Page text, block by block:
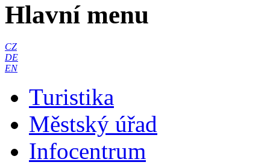
Hlavní menu
CZ
DE
EN
Turistika
Městský úřad
Infocentrum